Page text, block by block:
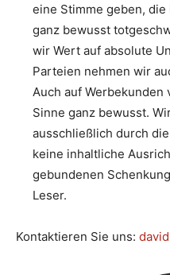
eine Stimme geben,
ganz bewusst
wir Wert auf absolute
Parteien nehmen wir
Auch auf
Sinne ganz bewusst.
ausschließlich durch
keine inhaltliche
gebundenen
Leser.
Kontaktieren Sie uns: